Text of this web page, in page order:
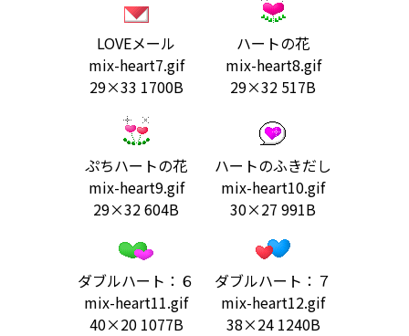
LOVEメール
mix-heart7.gif
29×33 1700B
ハートの花
mix-heart8.gif
29×32 517B
ぷちハートの花
mix-heart9.gif
29×32 604B
ハートのふきだし
mix-heart10.gif
30×27 991B
ダブルハート：６
mix-heart11.gif
40×20 1077B
ダブルハート：７
mix-heart12.gif
38×24 1240B